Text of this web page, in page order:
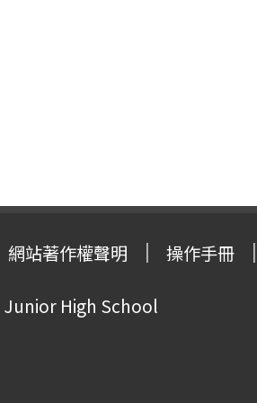
網站著作權聲明 操作手冊
High School